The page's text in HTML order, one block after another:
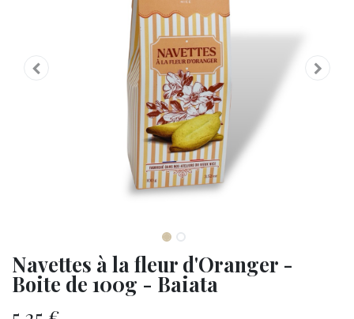
Navettes à la fleur d'Oranger -
Boite de 100g - Baiata